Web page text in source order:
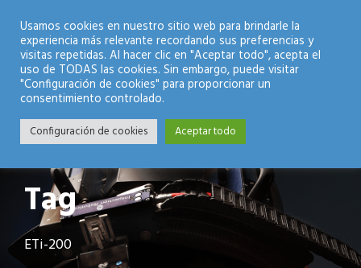
Modo Nocturno
Tag
ETi-200
Usamos cookies en nuestro sitio web para brindarle la
experiencia más relevante recordando sus preferencias y
visitas repetidas. Al hacer clic en "Aceptar todo", acepta el
uso de TODAS las cookies. Sin embargo, puede visitar
"Configuración de cookies" para proporcionar un
consentimiento controlado.
Configuración de cookies Aceptar todo